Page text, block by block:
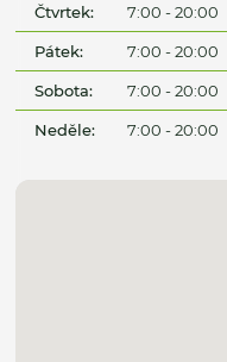
Čtvrtek: 7:00 - 20:00
Pátek: 7:00 - 20:00
Sobota: 7:00 - 20:00
Neděle: 7:00 - 20:00